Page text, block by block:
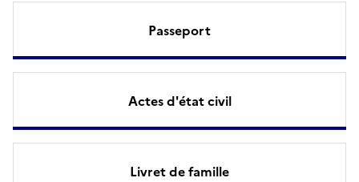
Passeport
Actes d'état civil
Livret de famille